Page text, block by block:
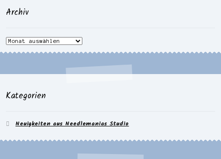
Archiv
Archiv
Kategorien
Neuigkeiten aus Needlemanias Studio